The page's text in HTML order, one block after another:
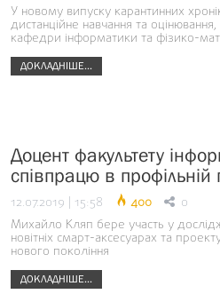
У новому випуску карантинних
дистанційне навчання та
кафедри інформатики та фізико-
ДОКЛАДНІШЕ...
Доцент факультету
співпрацю в профільній
12.07.2019 | 15:58 400 0
Михайло Кляп бере участь у
новітніх смарт-аксесуарах та
нового покоління
ДОКЛАДНІШЕ...